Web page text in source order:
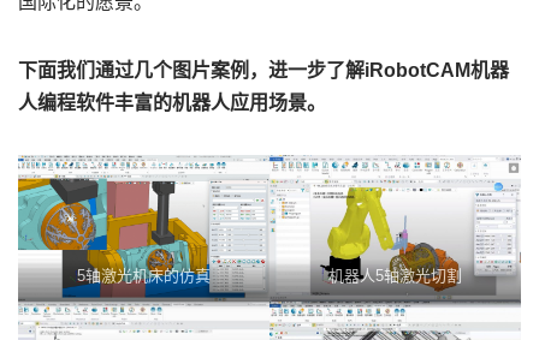
下面我们通过几个图片案例，进一步了解iRobotCAM机器
人编程软件丰富的机器人应用场景。
5轴激光机床的仿真 机器人5轴激光切割